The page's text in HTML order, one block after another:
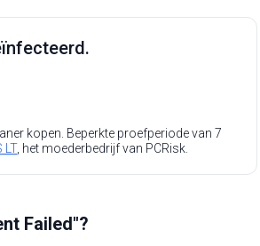
kopen. Beperkte proefperiode van 7
LT, het moederbedrijf van PCRisk.
Failed"?